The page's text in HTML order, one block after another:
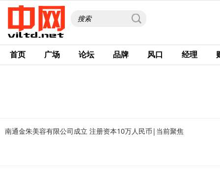
首页 广场 论坛 品牌 风口 经理
南通金朱美容有限公司成立 注册资本10万人民币|当前聚焦